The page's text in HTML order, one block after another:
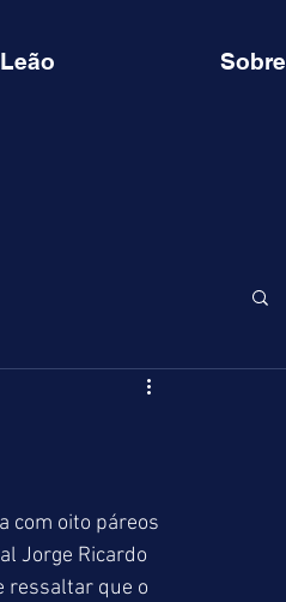
Sobre
com oito páreos
Jorge Ricardo
ressaltar que o